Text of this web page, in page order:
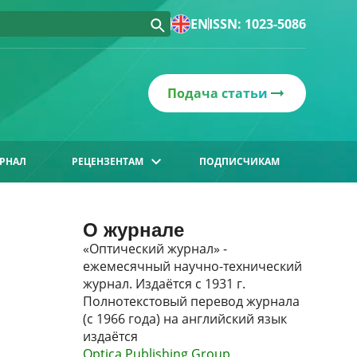
ENISSN: 1023-5086
Подача статьи
РЕЦЕНЗЕНТАМ ПОДПИСЧИКАМ
О журнале
«Оптический журнал» -
ежемесячный научно-технический
журнал. Издаётся с 1931 г.
Полнотекстовый перевод журнала
(с 1966 года) на английский язык
издаётся